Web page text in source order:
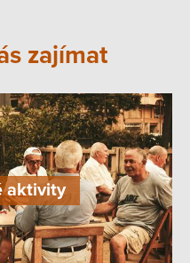
zajímat
aktivity